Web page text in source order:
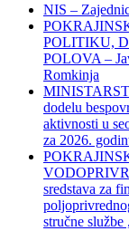
NIS –
POLITIKU,
POLOVA –
Romkinja
dodelu
aktivnosti u
za 2026.
sredstava za
stručne